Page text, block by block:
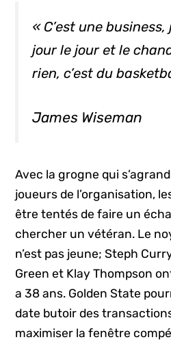
« C’est unebusiness,
jour le jour et le
rien, c’est du
James Wiseman
Avec la grogne qui
joueurs de l’organisation,
être tentés de faire un
chercher un vétéran. Le
n’est pas jeune; Steph
Green et Klay Thompson
a 38 ans. Golden State
date butoir des
maximiser la fenêtre